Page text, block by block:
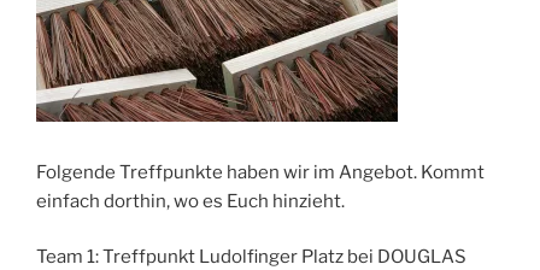
Folgende Treffpunkte haben wir im Angebot. Kommt
einfach dorthin, wo es Euch hinzieht.
Team 1: Treffpunkt Ludolfinger Platz bei DOUGLAS